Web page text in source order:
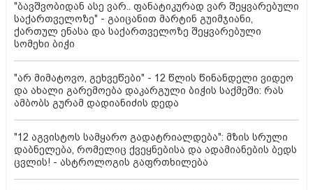
"ბავშვობიდან ასე ვარ.. ფანატიკურად ვარ შეყვარებული
საქართველოზე" - გაიცანით მარტინ გუიმჯიანი,
ქართულ ენასა და საქართველოზე შეყვარებული
სომეხი ბიჭი
"არ მიმატოვო, გეხვეწები" - 12 წლის წინანდელი ვიდეო
და ახალი გარემოება დაკარგული ბიჭის საქმეში: რას
ამბობს გურამ დადიანიძის დედა
"12 აგვისტოს სამყარო გადატრიალდება": მზის სრული
დაბნელება, რომელიც ქვეყნებისა და ადამიანების ბედს
ცვლის! - ასტროლოგის გაფრთხილება